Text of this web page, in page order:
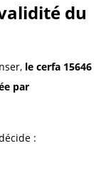
du
le cerfa 15646
par
: